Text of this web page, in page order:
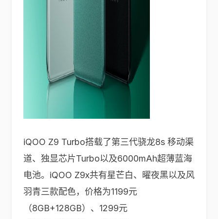
iQOO Z9 Turbo搭载了第三代骁龙8s 移动渠
道、独显芯片Turbo以及6000mAh超薄蓝海
电池。iQOO Z9x共有星芒白、曜夜黑以及风
羽青三款配色，价格为1199元
（8GB+128GB）、1299元